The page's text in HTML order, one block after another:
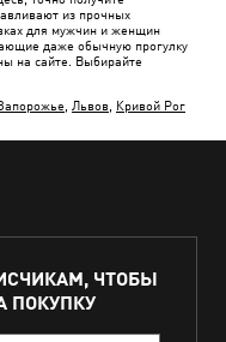
из прочных
для мужчин и женщин
даже обычную прогулку
на сайте. Выбирайте
Львов Кривой Рог
ЧТОБЫ
ПОКУПКУ